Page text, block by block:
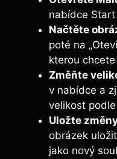
nabídce
Načtěte
poté na
kterou
Změňte
v nabídce a
velikost
Uložte
obrázek
jako nový